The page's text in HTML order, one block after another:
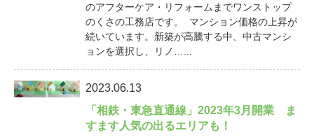
のアフターケア・リフォームまでワンストップ
のくさの工務店です。 マンション価格の上昇が
続いています。新築が高騰する中、中古マンシ
ョンを選択し、リノ…...
2023.06.13
「相鉄・東急直通線」2023年3月開業 ま
すます人気の出るエリアも！